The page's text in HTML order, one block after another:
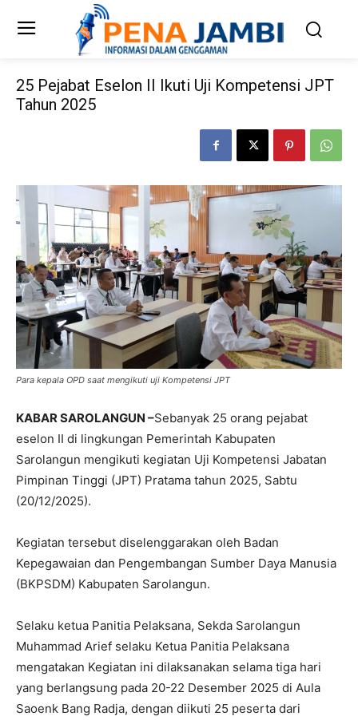
25 Pejabat Eselon II Ikuti Uji Kompetensi JPT
Tahun 2025
Para kepala OPD saat mengikuti uji Kompetensi JPT
KABAR SAROLANGUN –Sebanyak 25 orang pejabat
eselon II di lingkungan Pemerintah Kabupaten
Sarolangun mengikuti kegiatan Uji Kompetensi Jabatan
Pimpinan Tinggi (JPT) Pratama tahun 2025, Sabtu
(20/12/2025).
Kegiatan tersebut diselenggarakan oleh Badan
Kepegawaian dan Pengembangan Sumber Daya Manusia
(BKPSDM) Kabupaten Sarolangun.
Selaku ketua Panitia Pelaksana, Sekda Sarolangun
Muhammad Arief selaku Ketua Panitia Pelaksana
mengatakan Kegiatan ini dilaksanakan selama tiga hari
yang berlangsung pada 20-22 Desember 2025 di Aula
Saoenk Bang Radja, dengan diikuti 25 peserta dari